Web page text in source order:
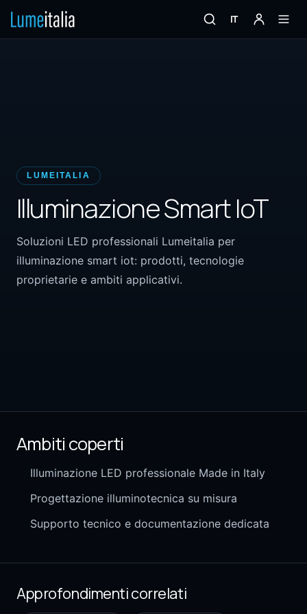
IT
LUMEITALIA
Illuminazione Smart IoT
Soluzioni LED professionali Lumeitalia per
illuminazione smart iot: prodotti, tecnologie
proprietarie e ambiti applicativi.
Ambiti coperti
Illuminazione LED professionale Made in Italy
Progettazione illuminotecnica su misura
Supporto tecnico e documentazione dedicata
Approfondimenti correlati